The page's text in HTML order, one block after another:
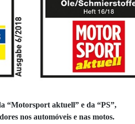
“Motorsport aktuell” e da “PS”,
nos automóveis e nas motos.